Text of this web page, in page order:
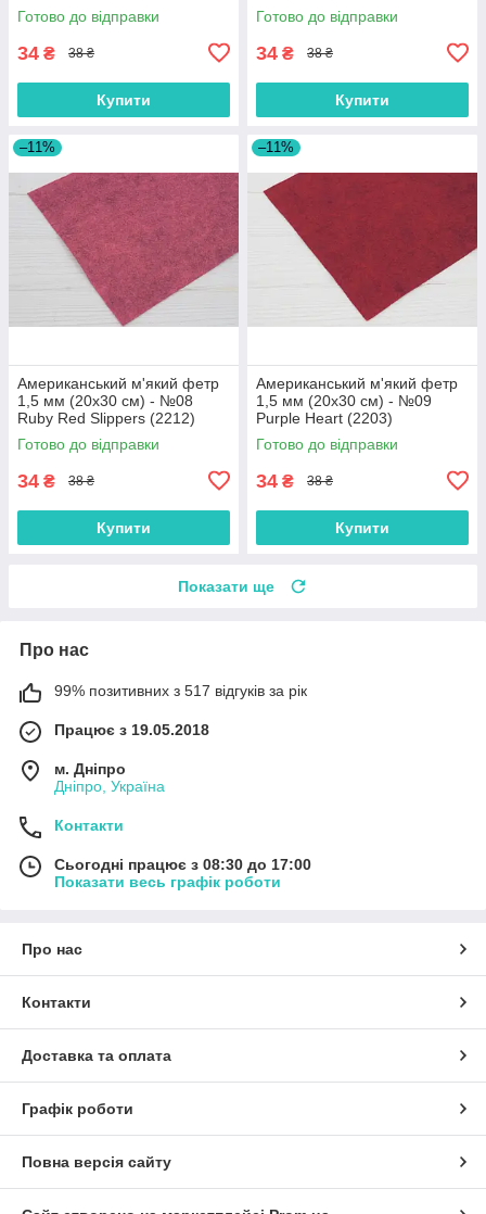
Готово до відправки
34 ₴ 38 ₴
Купити
Готово до відправки
34 ₴ 38 ₴
Купити
–11%
Американський м'який фетр
1,5 мм (20х30 см) - №08
Ruby Red Slippers (2212)
Готово до відправки
34 ₴ 38 ₴
Купити
–11%
Американський м'який фетр
1,5 мм (20х30 см) - №09
Purple Heart (2203)
Готово до відправки
34 ₴ 38 ₴
Купити
Показати ще
Про нас
99% позитивних з 517 відгуків за рік
Працює з 19.05.2018
м. Дніпро
Дніпро, Україна
Контакти
Сьогодні працює з 08:30 до 17:00
Показати весь графік роботи
Про нас
Контакти
Доставка та оплата
Графік роботи
Повна версія сайту